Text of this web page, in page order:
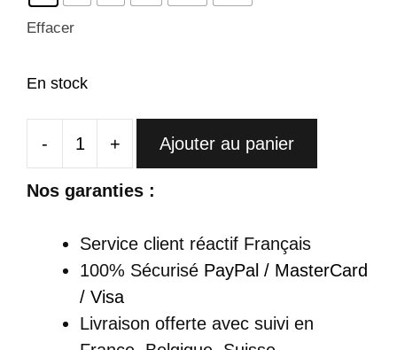
Effacer
En stock
-
quantité
de
Longue
En
Noir
Brodé
+ Ajouter au panier
Nos garanties :
Service client réactif Français
100% Sécurisé PayPal / MasterCard
/ Visa
Livraison offerte avec suivi en